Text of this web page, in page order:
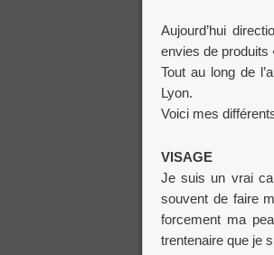
Aujourd’hui
envies de produits
Tout au long de
Lyon.
Voici mes
VISAGE
Je suis un vrai
souvent de faire
forcement ma
trentenaire que je